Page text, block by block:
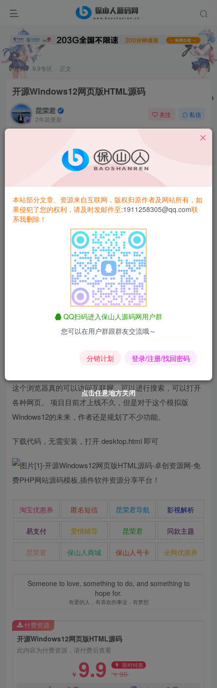
首页 9.9专区 正文
开源Windows12网页版HTML源码
昆荣君
2年前更新
关注 私信
开源Windows12网页版HTML源码，无需安装就能用的Win12
网页版来了Windows12概念版（PoweredbyPowerPoint）后
这个模拟版Windows12只是一个网页并不是真正的系统，直
接打开就能体验，大家看这个UI风格真的绝了，但好像是不
是有点像MacOS。
精美的UI设计，流畅且丰富的动画，对于初中生来说真的
这个模拟系统目前已经具备各种基础功能，如可以体验文件
甚至内置了 Edge浏览器。
这个浏览器真的可以访问互联网，可以进行搜索，可以打开
各种网页。 项目目前才上线不久，但是对于这个模拟版
Windows12的未来，作者还是规划了不少功能。
下载代码，无需安装，打开 desktop.html 即可
淘宝优惠券 匿名短信 昆荣君导航 影视解析
易支付 爱情辅导 昆荣君 同款主题
昆荣君 保山人商城 保山人号卡 全网优惠券
Someone to love, something to do, and something to
hope for.
有爱的人，有喜欢的事业，有梦想
开源Windows12网页版HTML源码
此内容为付费资源，请付费后查看
￥ 9.9 限时特惠
￥99
付费资源
点击任意地方关闭
点击任意地方关闭
点击任意地方关闭
点击任意地方关闭
点击任意地方关闭
点击任意地方关闭
本站部分文章、资源来自互联网，版权归原作者及网站所有，如
果侵犯了您的权利，请及时发邮件至:1911258305@qq.com联
系我删除！
QQ扫码进入保山人源码网用户群
您可以在用户群跟群友交流哦～
分销计划 登录/注册/找回密码